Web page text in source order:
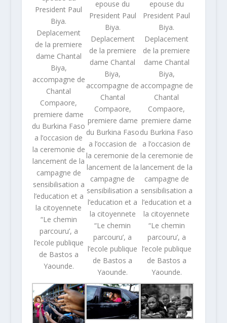
President Paul
Biya.
Deplacement
de la premiere
dame Chantal
Biya,
accompagne de
Chantal
Compaore,
premiere dame
du Burkina Faso
a l’occasion de
la ceremonie de
lancement de la
campagne de
sensibilisation a
l’education et a
la citoyennete
“Le chemin
parcouru’, a
l’ecole publique
de Bastos a
Yaounde.
epouse du
President Paul
Biya.
Deplacement
de la premiere
dame Chantal
Biya,
accompagne de
Chantal
Compaore,
premiere dame
du Burkina Faso
a l’occasion de
la ceremonie de
lancement de la
campagne de
sensibilisation a
l’education et a
la citoyennete
“Le chemin
parcouru’, a
l’ecole publique
de Bastos a
Yaounde.
epouse du
President Paul
Biya.
Deplacement
de la premiere
dame Chantal
Biya,
accompagne de
Chantal
Compaore,
premiere dame
du Burkina Faso
a l’occasion de
la ceremonie de
lancement de la
campagne de
sensibilisation a
l’education et a
la citoyennete
“Le chemin
parcouru’, a
l’ecole publique
de Bastos a
Yaounde.